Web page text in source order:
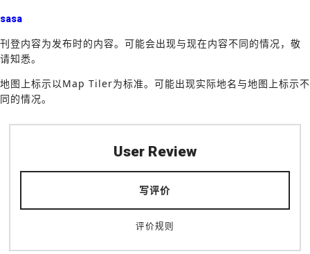
sasa
刊登内容为发布时的内容。可能会出现与现在内容不同的情况，敬
请知悉。
地图上标示以Map Tiler为标准。可能出现实际地名与地图上标示不
同的情况。
User Review
写评价
评价规则